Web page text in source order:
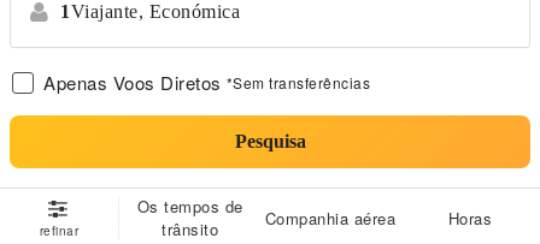
1Viajante, Económica
Apenas Voos Diretos *Sem transferências
Pesquisa
refinar
Os tempos de
trânsito
Companhia aérea Horas